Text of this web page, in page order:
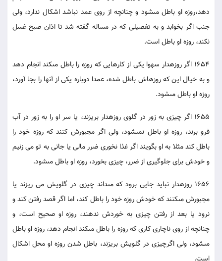
دهد،روزه او باطل مى‏شود و چنانچه از روى عمد نباشد اشكال ندارد، ولى
جنب اگر بخوابد و به تفصيلى كه در مساله گفته شد تا اذان صبح غسل
نكند، روزه او باطل است.
1654 اگر روزه‏دار سهوا يكى از كارهايى كه روزه را باطل مى‏كند انجام دهد
و به خيال اين كه روزه‏اش باطل شده، عمدا دوباره يكى از آنها را بجا آورد،
روزه او باطل مى‏شود.
1655 اگر چيزى به زور در گلوى روزه‏دار بريزند، يا سر او را به زور در آب
فرو برند، روزه او باطل نمى‏شود، ولى اگر مجبورش كنند كه روزه خود را
باطل كند مثلا به او بگويند اگر غذا نخورى ضرر مالى يا جانى به تو مى زنيم
و خودش براى جلوگيرى از ضرر، چيزى بخورد، روزه او باطل مى‏شود.
1656 روزه‏دار نبايد جايى برود كه مى‏داند چيزى در گلويش مى ريزند يا
مجبورش مى‏كنند كه خودش روزه خود را باطل كند، اما اگر قصد رفتن كند و
نرود يا بعد از رفتن چيزى به خوردش ندهند، روزه او صحيح است، و
چنانچه از روى ناچارى كارى كه روزه را باطل مى‏كند انجام دهد، روزه او باطل
مى‏شود، ولى اگرچيزى در گلويش بريزند، باطل شدن روزه او محل اشكال